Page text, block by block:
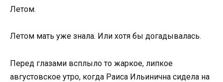
Летом.
Летом мать уже знала. Или хотя бы догадывалась.
Перед глазами всплыло то жаркое, липкое
августовское утро, когда Раиса Ильинична сидела на